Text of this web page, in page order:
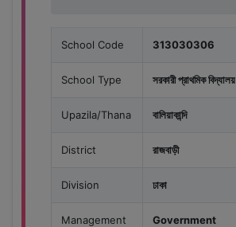
School Code 313030306
School Type সরকারী প্রাথমিক বিদ্যালয়
Upazila/Thana বালিয়াকান্দি
District রাজবাড়ী
Division ঢাকা
Management Government